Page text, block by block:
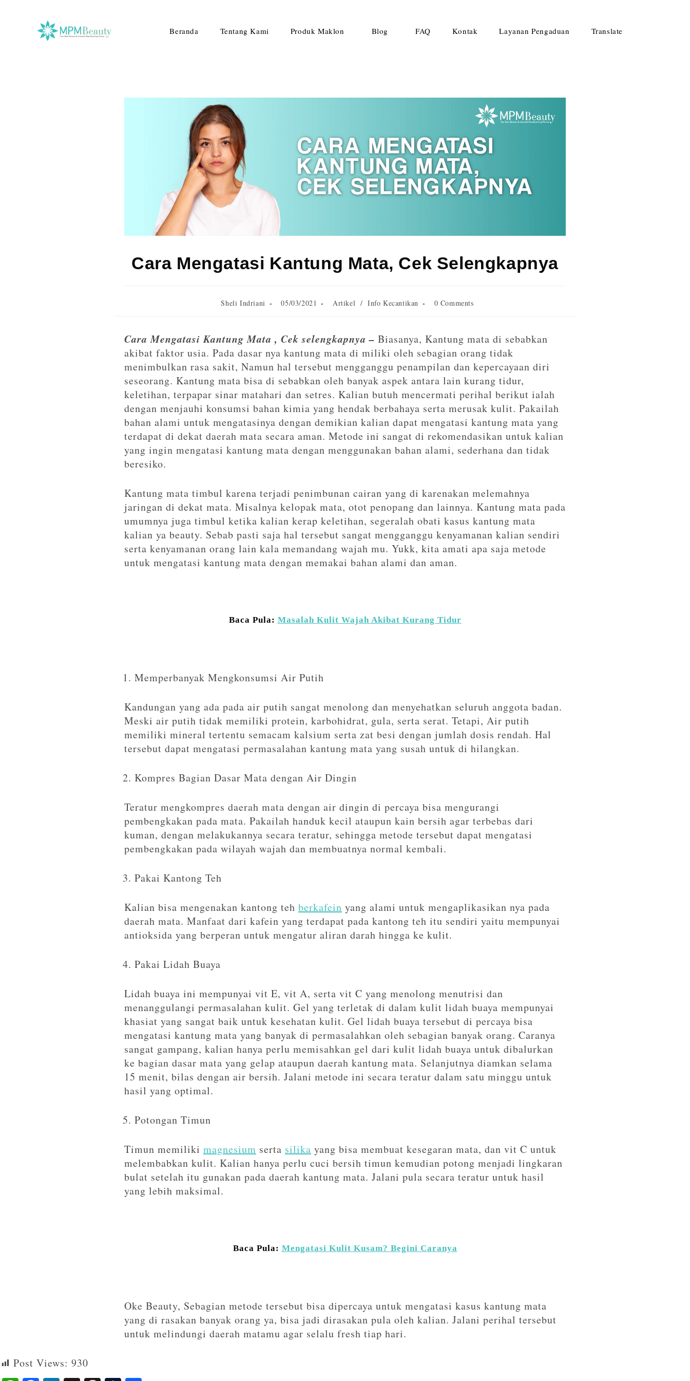
Beranda Tentang Kami Produk Maklon Blog FAQ Kontak Layanan Pengaduan Translate
Cara Mengatasi Kantung Mata, Cek Selengkapnya
Sheli Indriani 05/03/2021 Artikel / Info Kecantikan 0 Comments
Cara Mengatasi Kantung Mata , Cek selengkapnya – Biasanya, Kantung mata di sebabkan
akibat faktor usia. Pada dasar nya kantung mata di miliki oleh sebagian orang tidak
menimbulkan rasa sakit, Namun hal tersebut mengganggu penampilan dan kepercayaan diri
seseorang. Kantung mata bisa di sebabkan oleh banyak aspek antara lain kurang tidur,
keletihan, terpapar sinar matahari dan setres. Kalian butuh mencermati perihal berikut ialah
dengan menjauhi konsumsi bahan kimia yang hendak berbahaya serta merusak kulit. Pakailah
bahan alami untuk mengatasinya dengan demikian kalian dapat mengatasi kantung mata yang
terdapat di dekat daerah mata secara aman. Metode ini sangat di rekomendasikan untuk kalian
yang ingin mengatasi kantung mata dengan menggunakan bahan alami, sederhana dan tidak
beresiko.
Kantung mata timbul karena terjadi penimbunan cairan yang di karenakan melemahnya
jaringan di dekat mata. Misalnya kelopak mata, otot penopang dan lainnya. Kantung mata pada
umumnya juga timbul ketika kalian kerap keletihan, segeralah obati kasus kantung mata
kalian ya beauty. Sebab pasti saja hal tersebut sangat mengganggu kenyamanan kalian sendiri
serta kenyamanan orang lain kala memandang wajah mu. Yukk, kita amati apa saja metode
untuk mengatasi kantung mata dengan memakai bahan alami dan aman.
Baca Pula: Masalah Kulit Wajah Akibat Kurang Tidur
Memperbanyak Mengkonsumsi Air Putih
Kandungan yang ada pada air putih sangat menolong dan menyehatkan seluruh anggota badan.
Meski air putih tidak memiliki protein, karbohidrat, gula, serta serat. Tetapi, Air putih
memiliki mineral tertentu semacam kalsium serta zat besi dengan jumlah dosis rendah. Hal
tersebut dapat mengatasi permasalahan kantung mata yang susah untuk di hilangkan.
Kompres Bagian Dasar Mata dengan Air Dingin
Teratur mengkompres daerah mata dengan air dingin di percaya bisa mengurangi
pembengkakan pada mata. Pakailah handuk kecil ataupun kain bersih agar terbebas dari
kuman, dengan melakukannya secara teratur, sehingga metode tersebut dapat mengatasi
pembengkakan pada wilayah wajah dan membuatnya normal kembali.
Pakai Kantong Teh
Kalian bisa mengenakan kantong teh berkafein yang alami untuk mengaplikasikan nya pada
daerah mata. Manfaat dari kafein yang terdapat pada kantong teh itu sendiri yaitu mempunyai
antioksida yang berperan untuk mengatur aliran darah hingga ke kulit.
Pakai Lidah Buaya
Lidah buaya ini mempunyai vit E, vit A, serta vit C yang menolong menutrisi dan
menanggulangi permasalahan kulit. Gel yang terletak di dalam kulit lidah buaya mempunyai
khasiat yang sangat baik untuk kesehatan kulit. Gel lidah buaya tersebut di percaya bisa
mengatasi kantung mata yang banyak di permasalahkan oleh sebagian banyak orang. Caranya
sangat gampang, kalian hanya perlu memisahkan gel dari kulit lidah buaya untuk dibalurkan
ke bagian dasar mata yang gelap ataupun daerah kantung mata. Selanjutnya diamkan selama
15 menit, bilas dengan air bersih. Jalani metode ini secara teratur dalam satu minggu untuk
hasil yang optimal.
Potongan Timun
Timun memiliki magnesium serta silika yang bisa membuat kesegaran mata, dan vit C untuk
melembabkan kulit. Kalian hanya perlu cuci bersih timun kemudian potong menjadi lingkaran
bulat setelah itu gunakan pada daerah kantung mata. Jalani pula secara teratur untuk hasil
yang lebih maksimal.
Baca Pula: Mengatasi Kulit Kusam? Begini Caranya
Oke Beauty, Sebagian metode tersebut bisa dipercaya untuk mengatasi kasus kantung mata
yang di rasakan banyak orang ya, bisa jadi dirasakan pula oleh kalian. Jalani perihal tersebut
untuk melindungi daerah matamu agar selalu fresh tiap hari.
Post Views: 930